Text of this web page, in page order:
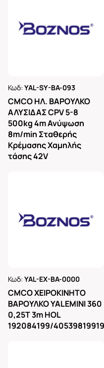
Κωδ:YAL-SY-BA-093
CMCO ΗΛ. ΒΑΡΟΥΛΚΟ
ΑΛΥΣΙΔΑΣ CPV 5-8
500kg 4m Ανύψωση
8m/min Σταθερής
Κρέμασης Χαμηλής
τάσης 42V
Κωδ:YAL-EX-BA-0000
CMCO ΧΕΙΡΟΚΙΝΗΤΟ
ΒΑΡΟΥΛΚΟ YALEMINI 360
0,25T 3m HOL
192084199/